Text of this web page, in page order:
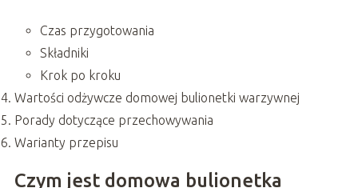
Czas przygotowania
Składniki
Krok po kroku
Wartości odżywcze domowej bulionetki warzywnej
Porady dotyczące przechowywania
Warianty przepisu
Czym jest domowa bulionetka